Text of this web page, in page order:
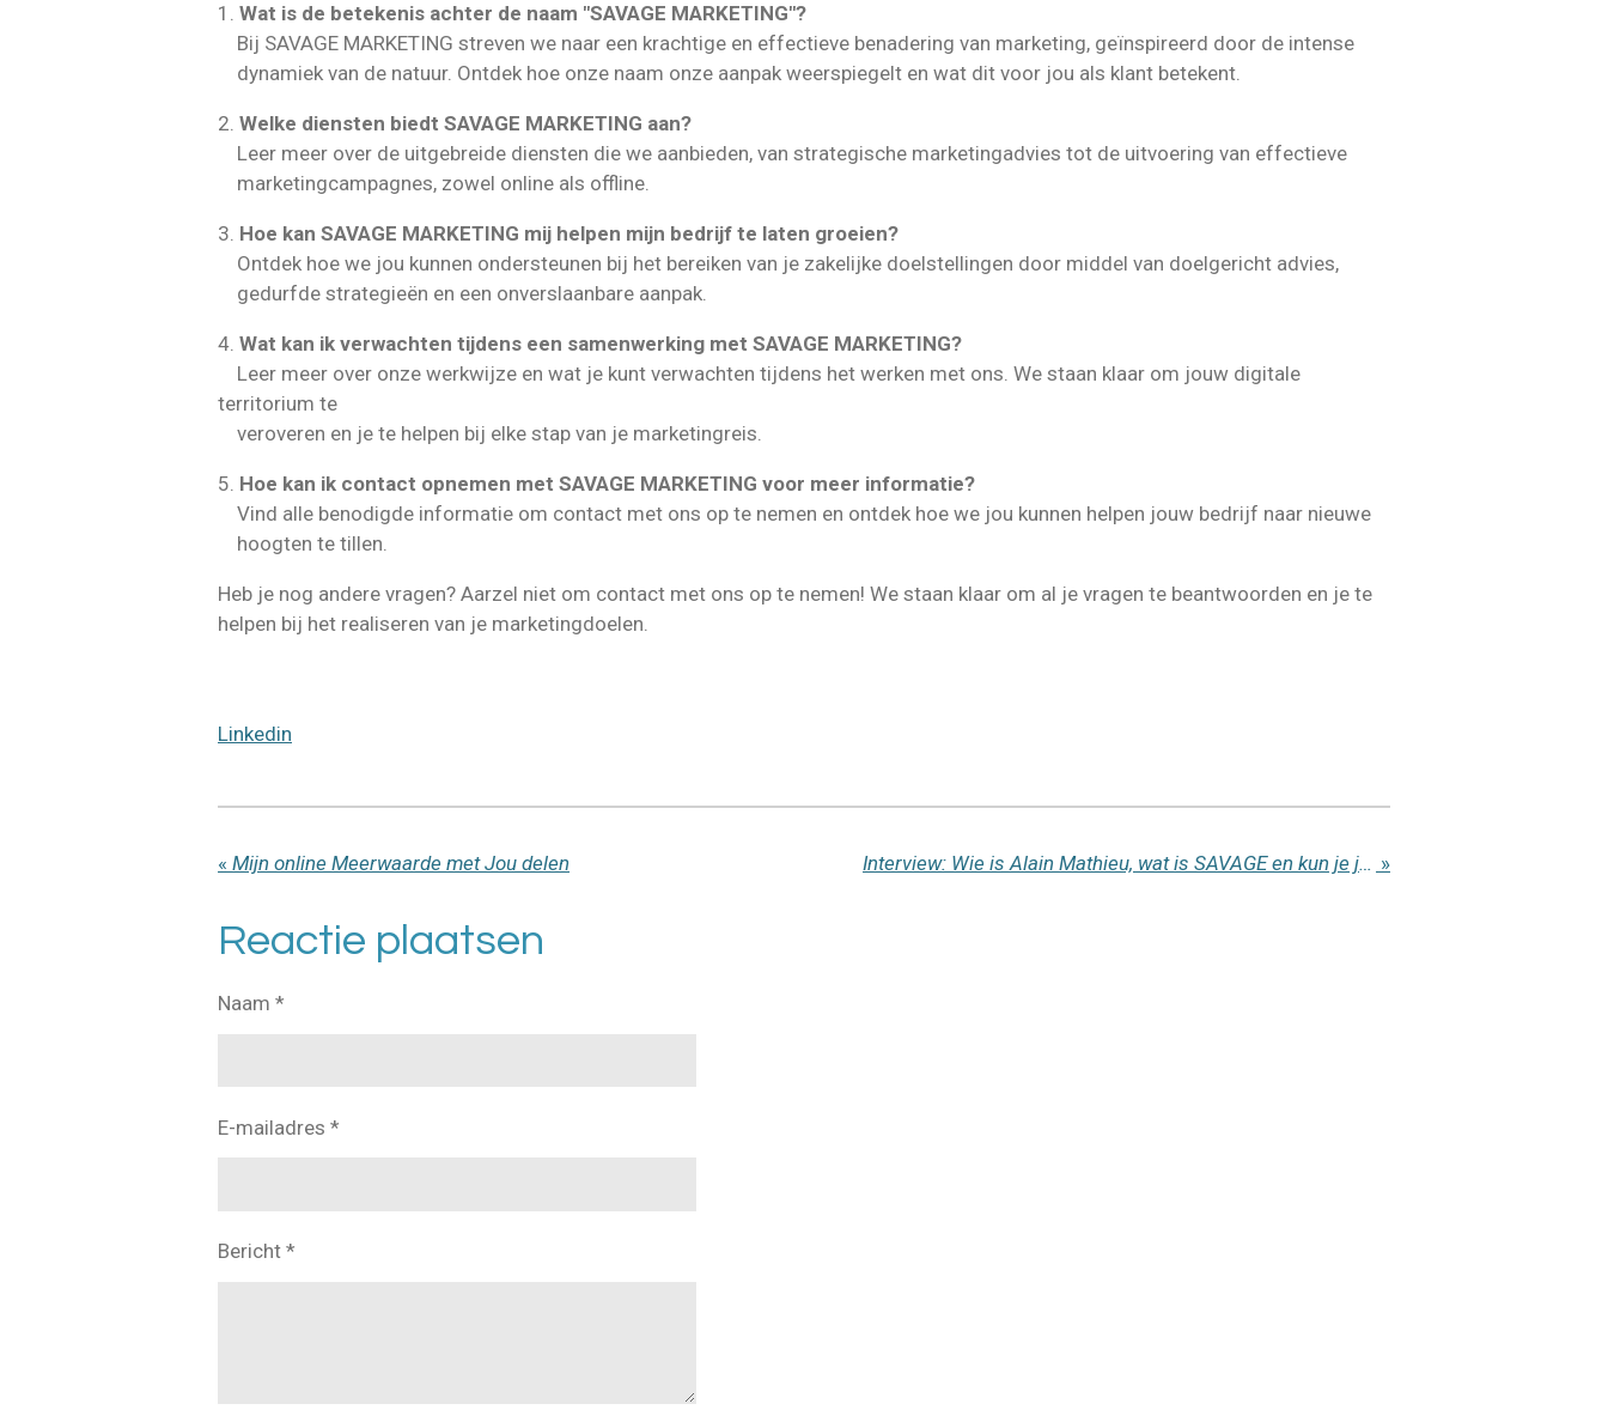
1. Wat is de betekenis achter de naam "SAVAGE MARKETING"?
Bij SAVAGE MARKETING streven we naar een krachtige en effectieve benadering van marketing, geïnspireerd door de intense
dynamiek van de natuur. Ontdek hoe onze naam onze aanpak weerspiegelt en wat dit voor jou als klant betekent.
2. Welke diensten biedt SAVAGE MARKETING aan?
Leer meer over de uitgebreide diensten die we aanbieden, van strategische marketingadvies tot de uitvoering van effectieve
marketingcampagnes, zowel online als offline.
3. Hoe kan SAVAGE MARKETING mij helpen mijn bedrijf te laten groeien?
Ontdek hoe we jou kunnen ondersteunen bij het bereiken van je zakelijke doelstellingen door middel van doelgericht advies,
gedurfde strategieën en een onverslaanbare aanpak.
4. Wat kan ik verwachten tijdens een samenwerking met SAVAGE MARKETING?
Leer meer over onze werkwijze en wat je kunt verwachten tijdens het werken met ons. We staan ​​klaar om jouw digitale
territorium te
veroveren en je te helpen bij elke stap van je marketingreis.
5. Hoe kan ik contact opnemen met SAVAGE MARKETING voor meer informatie?
Vind alle benodigde informatie om contact met ons op te nemen en ontdek hoe we jou kunnen helpen jouw bedrijf naar nieuwe
hoogten te tillen.
Heb je nog andere vragen? Aarzel niet om contact met ons op te nemen! We staan klaar om al je vragen te beantwoorden en je te
helpen bij het realiseren van je marketingdoelen.
Linkedin
« Mijn online Meerwaarde met Jou delen Interview: Wie is Alain Mathieu, wat is SAVAGE en kun je jezelf kort voorstellen? »
Reactie plaatsen
Naam *
E-mailadres *
Bericht *